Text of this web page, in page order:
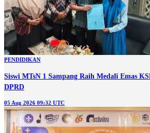
PENDIDIKAN
Siswi MTsN 1 Sampang Raih Medali Emas
DPRD
05 Aug 2026 09:32 UTC